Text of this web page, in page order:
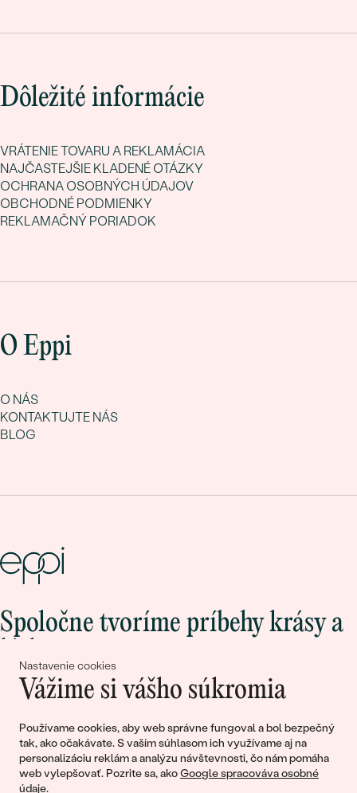
Nastavenie cookies
Vážime si vášho súkromia
Používame cookies, aby web správne fungoval a bol bezpečný
tak, ako očakávate. S vaším súhlasom ich využívame aj na
personalizáciu reklám a analýzu návštevnosti, čo nám pomáha
web vylepšovať. Pozrite sa, akoGoogle spracováva osobné
údaje.
Dôležité informácie
VRÁTENIE TOVARU A REKLAMÁCIA
NAJČASTEJŠIE KLADENÉ OTÁZKY
OCHRANA OSOBNÝCH ÚDAJOV
OBCHODNÉ PODMIENKY
REKLAMAČNÝ PORIADOK
O Eppi
O NÁS
KONTAKTUJTE NÁS
BLOG
Spoločne tvoríme príbehy krásy a
Pripojte sa k nám!